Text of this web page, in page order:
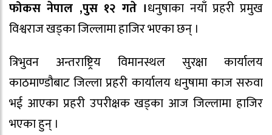
फोकस नेपाल ,पुस १२ गते ।धनुषाका नयाँ प्रहरी प्रमुख
विश्वराज खड्का जिल्लामा हाजिर भएका छन् ।
त्रिभुवन अन्तराष्ट्रिय विमानस्थल सुरक्षा कार्यालय
काठमाण्डौबाट जिल्ला प्रहरी कार्यालय धनुषामा काज सरुवा
भई आएका प्रहरी उपरीक्षक खड्का आज जिल्लामा हाजिर
भएका हुन् ।